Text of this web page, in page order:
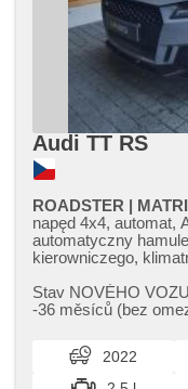
Audi TT RS
ROADSTER |
napęd 4x4, automat,
automatyczny
kierowniczego,
pokładowy, digitální
nawigacja
kamera, bezklíčové
czujnik reflektorów,
kierownica,
Stav NOVÉHO
-36 měsíců (bez
2022